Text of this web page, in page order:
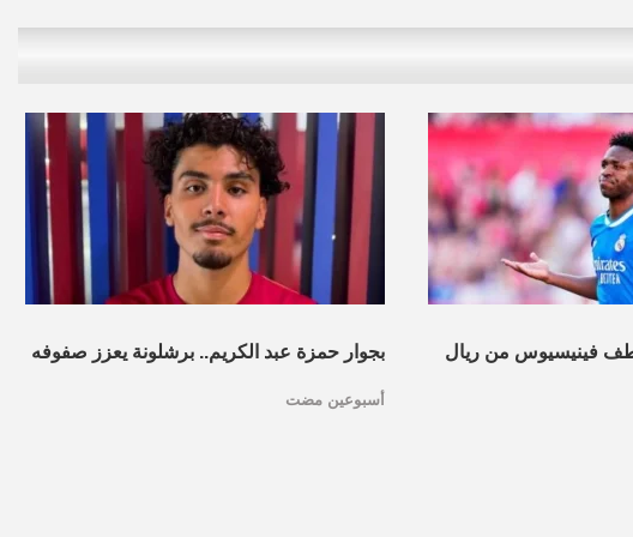
فينيسيوس من ريال بجوار حمزة عبد الكريم.. برشلونة يعزز صفوفه
أسبوعين مضت